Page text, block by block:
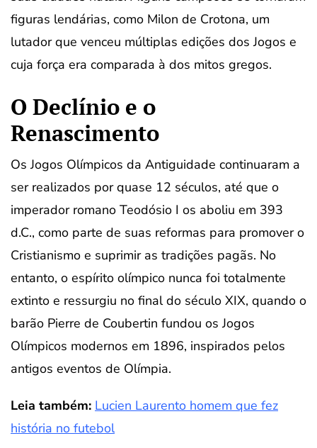
figuras lendárias, como Milon de Crotona, um
lutador que venceu múltiplas edições dos Jogos e
cuja força era comparada à dos mitos gregos.
O Declínio e o
Renascimento
Os Jogos Olímpicos da Antiguidade continuaram a
ser realizados por quase 12 séculos, até que o
imperador romano Teodósio I os aboliu em 393
d.C., como parte de suas reformas para promover o
Cristianismo e suprimir as tradições pagãs. No
entanto, o espírito olímpico nunca foi totalmente
extinto e ressurgiu no final do século XIX, quando o
barão Pierre de Coubertin fundou os Jogos
Olímpicos modernos em 1896, inspirados pelos
antigos eventos de Olímpia.
Leia também: Lucien Laurento homem que fez
história no futebol